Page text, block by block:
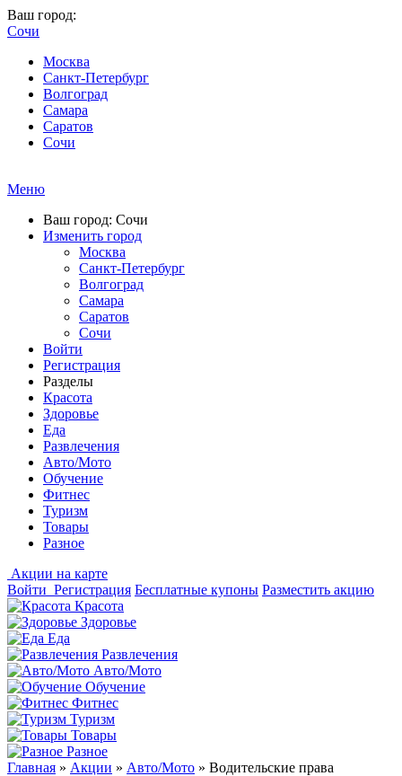
Ваш город:
Сочи
Москва
Санкт-Петербург
Волгоград
Самара
Саратов
Сочи
Меню
Ваш город: Сочи
Изменить город
Москва
Санкт-Петербург
Волгоград
Самара
Саратов
Сочи
Войти
Регистрация
Разделы
Красота
Здоровье
Еда
Развлечения
Авто/Мото
Обучение
Фитнес
Туризм
Товары
Разное
Акции на карте
Войти Регистрация Бесплатные купоны Разместить акцию
Красота
Здоровье
Еда
Развлечения
Авто/Мото
Обучение
Фитнес
Туризм
Товары
Разное
Главная » Акции » Авто/Мото » Водительские права